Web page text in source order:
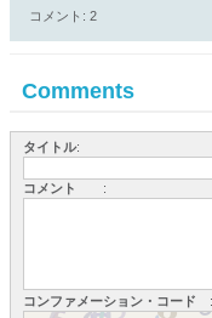
コメント: 2
Comments
タイトル:
コメント :
コンファメーション・コード :